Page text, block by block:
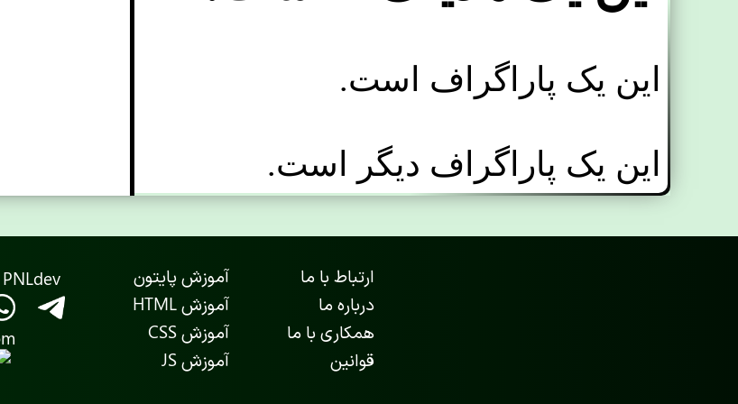
ارتباط با ما
درباره ما
همکاری با ما
قوانین
آموزش پایتون
آموزش HTML
آموزش CSS
آموزش JS
PNLdev در شبکه های اجتماعی